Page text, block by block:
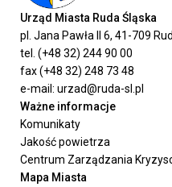
Urząd Miasta Ruda Śląska
pl. Jana Pawła II 6, 41-709
tel. (+48 32) 244 90 00
fax (+48 32) 248 73 48
e-mail: urzad@ruda-sl.pl
Ważne informacje
Komunikaty
Jakość powietrza
Centrum Zarządzania
Mapa Miasta